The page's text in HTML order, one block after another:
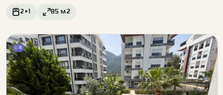
2+1 85 м2
公寓